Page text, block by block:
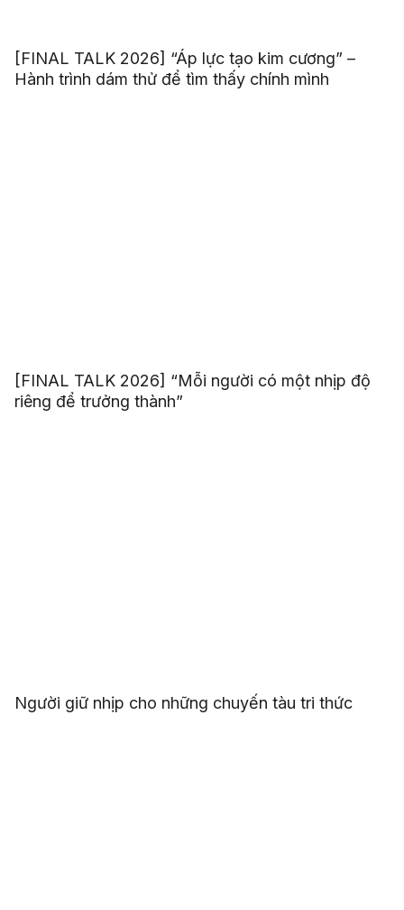
[FINAL TALK 2026] “Áp lực tạo kim cương” –
Hành trình dám thử để tìm thấy chính mình
[FINAL TALK 2026] “Mỗi người có một nhịp độ
riêng để trưởng thành”
Người giữ nhịp cho những chuyến tàu tri thức